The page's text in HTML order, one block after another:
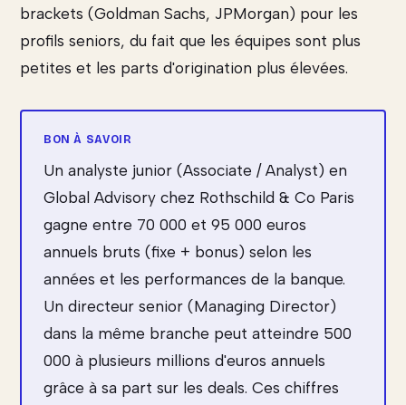
brackets (Goldman Sachs, JPMorgan) pour les
profils seniors, du fait que les équipes sont plus
petites et les parts d'origination plus élevées.
Un analyste junior (Associate / Analyst) en
Global Advisory chez Rothschild & Co Paris
gagne entre 70 000 et 95 000 euros
annuels bruts (fixe + bonus) selon les
années et les performances de la banque.
Un directeur senior (Managing Director)
dans la même branche peut atteindre 500
000 à plusieurs millions d'euros annuels
grâce à sa part sur les deals. Ces chiffres